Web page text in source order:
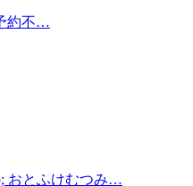
約不…
おとふけむつみ…